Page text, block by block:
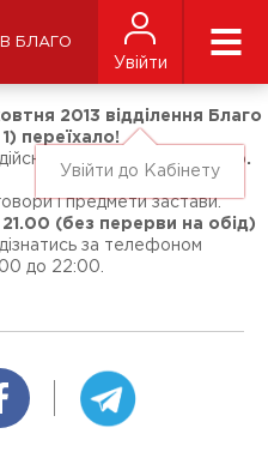
БЛАГО
Увійти
Увійти до Кабінету
2013 відділення Благо
переїхало!
за адресою:
пр.
і предмети застави.
(без перерви на обід)
за телефоном
до 22:00.